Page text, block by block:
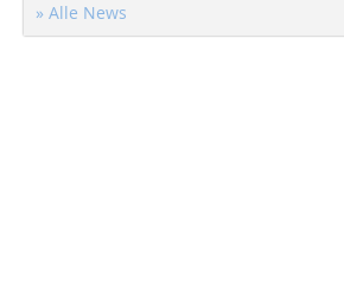
» Alle News